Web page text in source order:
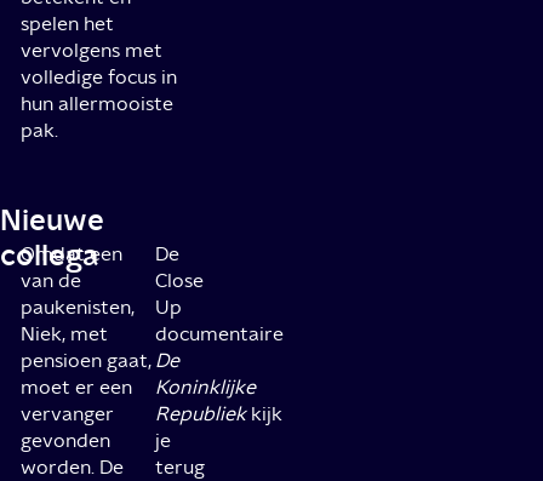
spelen het
vervolgens met
volledige focus in
hun allermooiste
pak.
Nieuwe
collega
Omdat een
van de
paukenisten,
Niek, met
pensioen gaat,
moet er een
vervanger
gevonden
worden. De
De
Close
Up
documentaire
De
Koninklijke
Republiek kijk
je
terug